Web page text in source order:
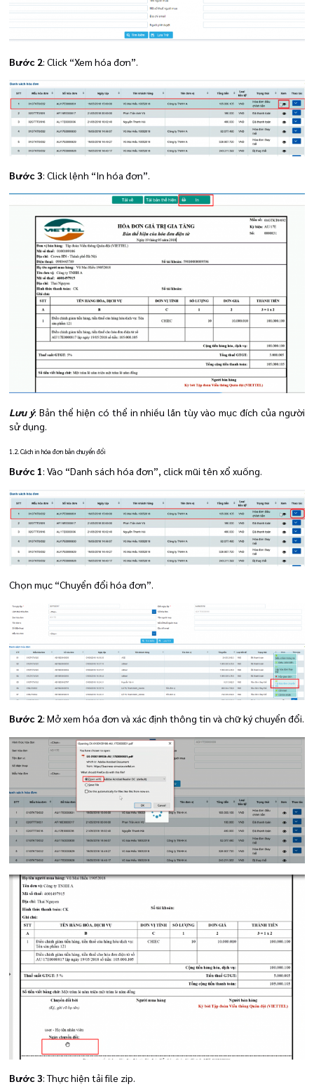
Bước 2: Click “Xem hóa đơn”.
Bước 3: Click lệnh “In hóa đơn”.
Lưu ý: Bản thể hiện có thể in nhiều lần tùy vào mục đích của người
sử dụng.
1.2. Cách in hóa đơn bản chuyển đổi
Bước 1: Vào “Danh sách hóa đơn”, click mũi tên xổ xuống.
Chọn mục “Chuyển đổi hóa đơn”.
Bước 2: Mở xem hóa đơn và xác định thông tin và chữ ký chuyển đổi.
Bước 3: Thực hiện tải file zip.